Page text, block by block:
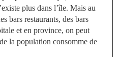
plus dans l’île. Mais au
bars restaurants, des bars
et en province, on peut
la population consomme de